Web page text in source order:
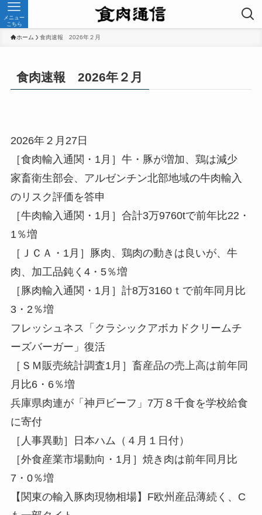
メニュー
こちら
ホーム 食肉速報 2026年２月
食肉速報 2026年２月
2026年２月27日
［食肉輸入通関・1月］牛・豚が増加、鶏は減少
家畜衛生部会、アルゼンチン北部地域の牛肉輸入
のリスク評価を答申
［牛肉輸入通関・1月］合計3万9760tで前年比22・
1％増
［ＪＣＡ・1月］豚肉、鶏肉の動きは良いが、牛
肉、加工品鈍く4・5％増
［豚肉輸入通関・1月］計8万3160ｔで前年同月比
3・2％増
フレッシュネス「クラシックアボカドクリームチ
ーズバーガー」復活
［ＳＭ販売統計調査1月］畜産品の売上高は前年同
月比6・6％増
兵庫県肉連が「神戸ビーフ」7万８千食を学校給食
に寄付
［人事異動］日本ハム（４月１日付）
［外食産業市場動向・1月］焼き肉は前年同月比
7・0％増
【関東の輸入豚肉現物相場】F欧州産品薄続く、C